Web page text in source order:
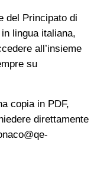
del Principato di
lingua italiana,
all’insieme
su
copia in PDF,
direttamente